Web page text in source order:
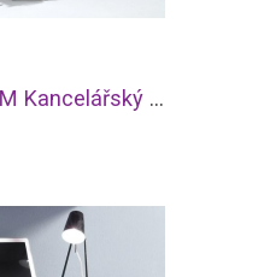
SCONTO SYSTEM Kancelářský program